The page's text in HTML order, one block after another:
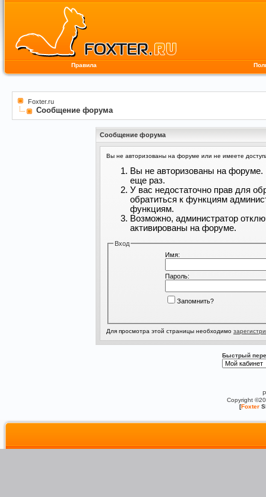
Правила
Foxter.ru
Сообщение форума
Сообщение форума
Вы не авторизованы на форуме или не имеете
Вы не авторизованы на форуме.
еще раз.
У вас недостаточно прав для
обратиться к функциям
функциям.
Возможно, администратор
активированы на форуме.
Вход
Имя:
Пароль:
Запомнить?
Для просмотра этой страницы необходимо
Быстрый
Copyright
[Foxter